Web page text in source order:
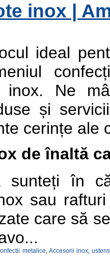
inox |
ideal
inox. Ne
și
cerințe ale
de înaltă
sunteți în
sau
care să
metalice, Accesorii inox,